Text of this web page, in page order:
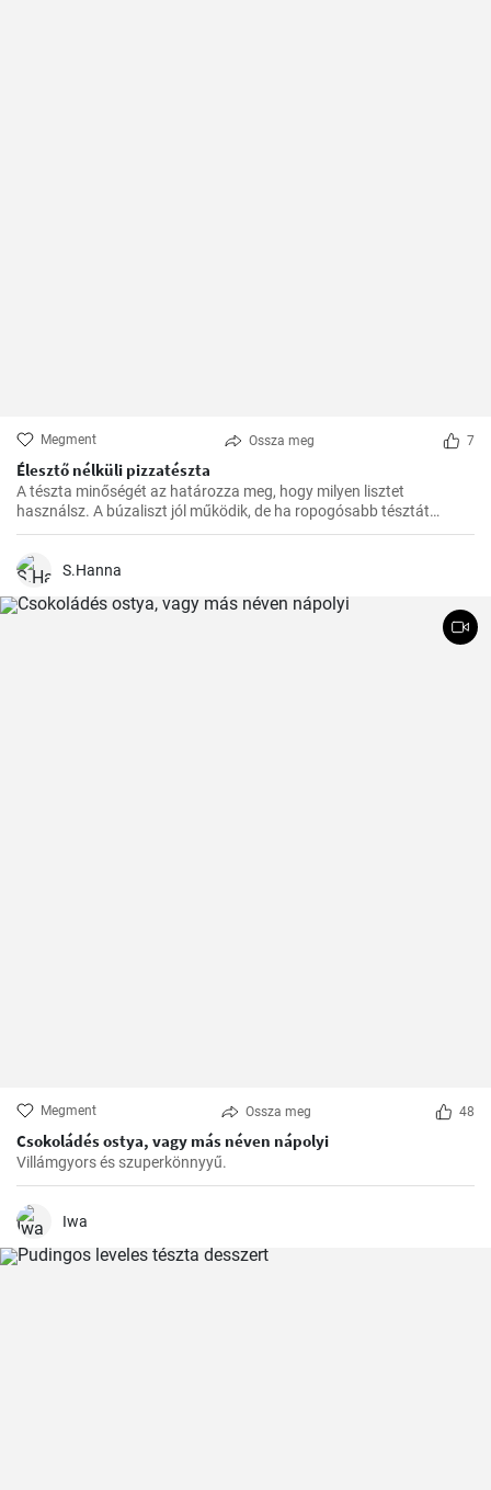
Megment Ossza meg 7
Élesztő nélküli pizzatészta
A tészta minőségét az határozza meg, hogy milyen lisztet
használsz. A búzaliszt jól működik, de ha ropogósabb tésztát
szeretnél, használj finomított lisztet.
S.Hanna
Megment Ossza meg 48
Csokoládés ostya, vagy más néven nápolyi
Villámgyors és szuperkönnyyű.
Iwa